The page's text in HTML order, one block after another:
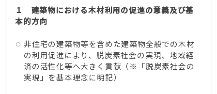
１ 建築物における木材利用の促進の意義及び基
本的方向
非住宅の建築物等を含めた建築物全般での木材
の利用促進により、脱炭素社会の実現、地域経
済の活性化等へ大きく貢献（※「脱炭素社会の
実現」を基本理念に明記）